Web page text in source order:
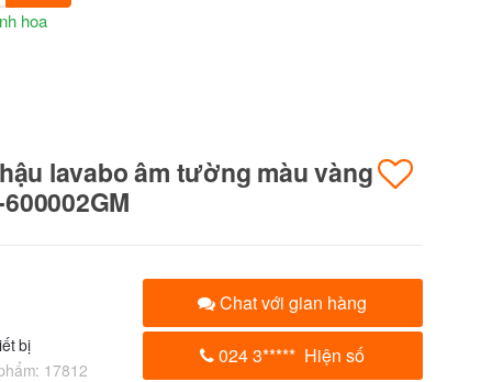
hoa
lavabo âm tường màu vàng
bị
17812
Chat với gian hàng
024 3***** Hiện số